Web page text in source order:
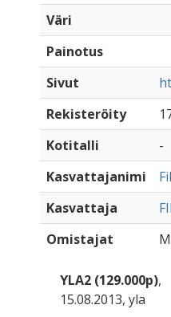
Väri
Painotus
Sivut
Rekisteröity
Kotitalli
-
Kasvattajanimi
Kasvattaja
Omistajat
YLA2 (129.000p),
15.08.2013, yla